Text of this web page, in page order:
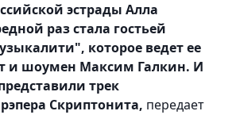
эстрады Алла
раз стала гостьей
которое ведет ее
и шоумен Максим Галкин. И
трек
Скриптонита, передает